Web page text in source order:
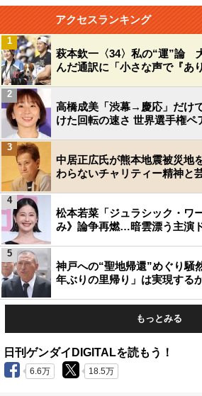
アクセスランキング
萩本欽一〈34〉私の“運”論
んだ通訳に「小さな声で『あ
1
高橋成美「渋幕→慶応」だけ
けた回転の速さ 世界選手権
2
中居正広氏が熊本地震被災地
わらないチャリティー精神と
3
松本若菜「ジュラシック・ワ
み》論争再燃…暗雲漂う主演
4
神戸への“聖地帰還”めぐり
年ぶりの里帰り」は実現する
5
もっとみる
日刊ゲンダイDIGITALを読もう！
6.6万 18.5万